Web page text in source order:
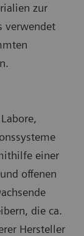
zur
verwendet
einer
offenen
die ca.
Hersteller